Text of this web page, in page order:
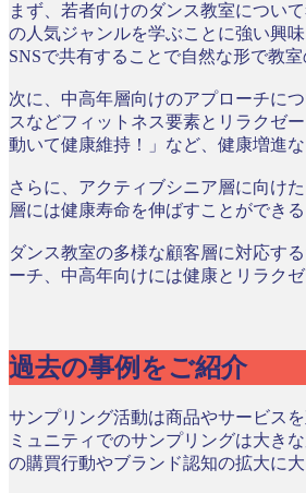
まず、若者向けのダンス教室につい
の人気ジャンルを学ぶことに強い興
SNSで共有することで自然な形で教
次に、中高年層向けのアプローチに
スなどフィットネス要素とリラクゼ
動いて健康維持！」など、健康増進
さらに、アクティブシニア層に向け
層には健康寿命を伸ばすことができ
ダンス教室の多様な顧客層に対応す
ーチ、中高年向けには健康とリラク
過去の事例をご紹介
サンプリング活動は商品やサービス
ミュニティでのサンプリングは大き
の購買行動やブランド認知の拡大に大